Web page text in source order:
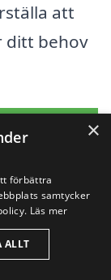
att
ditt behov
×
förbättra
samtycker
Läs mer
ALLT